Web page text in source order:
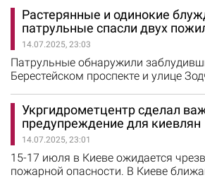
Киевской, Полтавской и Ровенской.
Полтавщине в селе Супруновка
ребенок 2019 года рождения.
время отдыха в аквапарке. Люди
ребенка. Спасателей не вызывали",…
Растерянные и одинокие
патрульные спасли двух
14.07.2025, 23:03
Патрульные обнаружили
Берестейском проспекте и улице
заметил одинокую женщину. Она
проспекте Берестейском и не
местности и не помнила, где ее дом.
быстро прибыли по нужному
горожанке. Они пригласили даму в…
Укргидрометцентр сделал
предупреждение для киевлян
14.07.2025, 23:01
15-17 июля в Киеве ожидается
пожарной опасности. В Киеве